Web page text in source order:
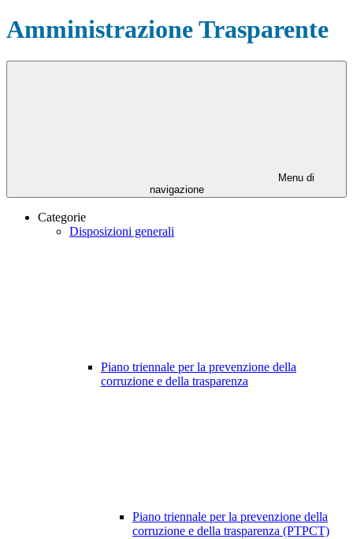
Amministrazione Trasparente
Menu di
navigazione
Categorie
Disposizioni generali
Piano triennale per la prevenzione della
corruzione e della trasparenza
Piano triennale per la prevenzione della
corruzione e della trasparenza (PTPCT)